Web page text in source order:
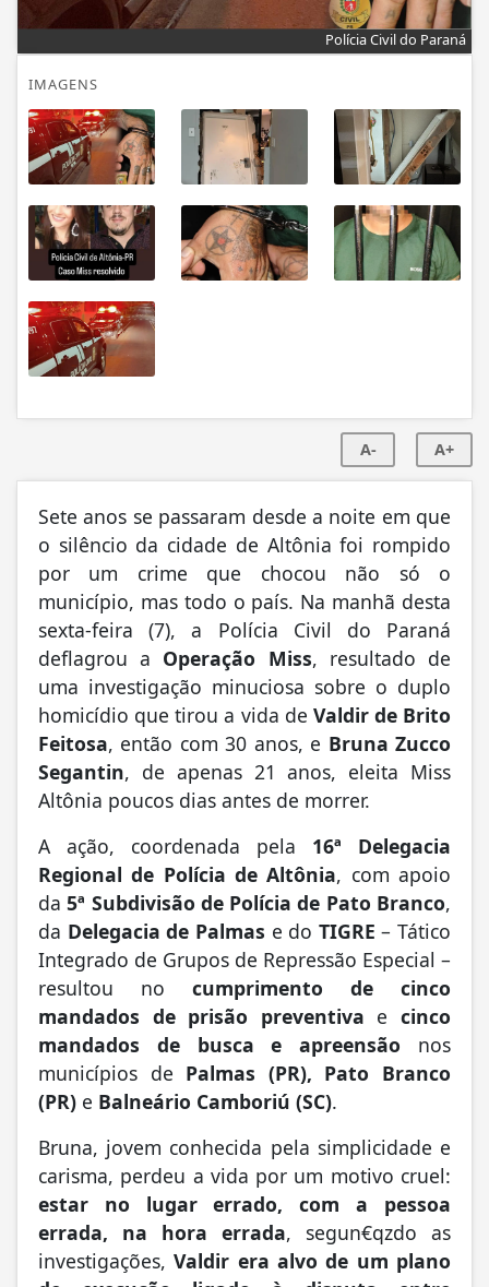
Polícia Civil do Paraná
IMAGENS
A- A+
Sete anos se passaram desde a noite em que
o silêncio da cidade de Altônia foi rompido
por um crime que chocou não só o
município, mas todo o país. Na manhã desta
sexta-feira (7), a Polícia Civil do Paraná
deflagrou a Operação Miss , resultado de
uma investigação minuciosa sobre o duplo
homicídio que tirou a vida de Valdir de Brito
Feitosa , então com 30 anos, e Bruna Zucco
Segantin , de apenas 21 anos, eleita Miss
Altônia poucos dias antes de morrer.
A ação, coordenada pela 16ª Delegacia
Regional de Polícia de Altônia , com apoio
da5ª Subdivisão de Polícia de Pato Branco
da Delegacia de Palmas e do TIGRE – Tático
Integrado de Grupos de Repressão Especial –
resultou no cumprimento de cinco
mandados de prisão preventiva ecinco
mandados de busca e apreensão nos
municípios de Palmas (PR), Pato Branco
(PR) e Balneário Camboriú (SC)
Bruna, jovem conhecida pela simplicidade e
carisma, perdeu a vida por um motivo cruel:
estar no lugar errado, com a pessoa
errada, na hora errada , segun€qzdo as
investigações,Valdir era alvo de um plano